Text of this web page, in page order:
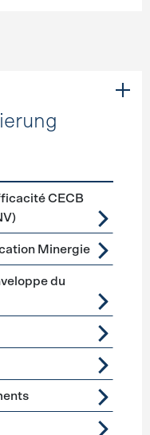
Sanierung
CECB
Minergie
du